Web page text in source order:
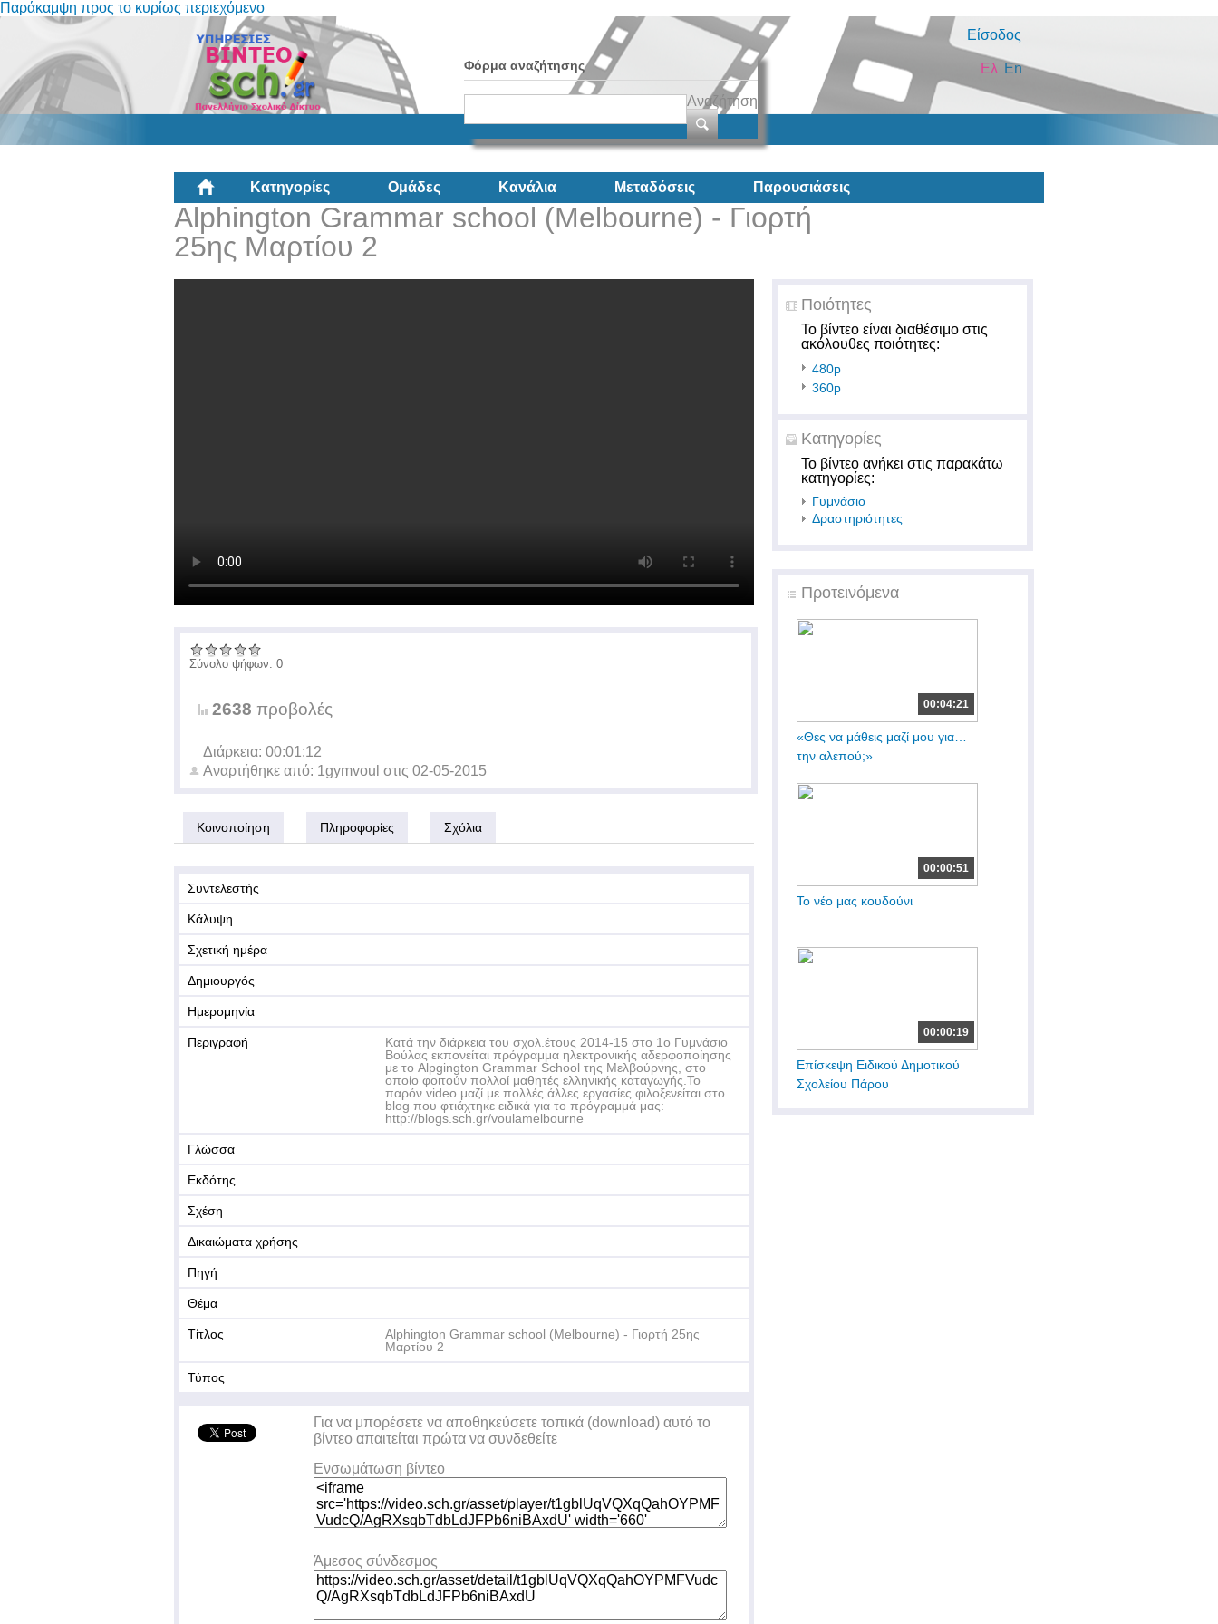
Παράκαμψη προς το κυρίως περιεχόμενο
Είσοδος
Φόρμα αναζήτησης
Αναζήτηση
En
Ελ
Κατηγορίες Ομάδες Κανάλια Μεταδόσεις Παρουσιάσεις
Alphington Grammar school (Melbourne) - Γιορτή
25ης Μαρτίου 2
Ποιότητες
Το βίντεο είναι διαθέσιμο στις
ακόλουθες ποιότητες:
480p
360p
Κατηγορίες
Το βίντεο ανήκει στις παρακάτω
κατηγορίες:
Γυμνάσιο
Δραστηριότητες
Προτεινόμενα
00:04:21
«Θες να μάθεις μαζί μου για…
την αλεπού;»
00:00:51
Το νέο μας κουδούνι
00:00:19
Επίσκεψη Ειδικού Δημοτικού
Σχολείου Πάρου
Σύνολο ψήφων: 0
2638 προβολές
Διάρκεια: 00:01:12
Αναρτήθηκε από: 1gymvoul στις 02-05-2015
Κοινοποίηση Πληροφορίες Σχόλια
Συντελεστής
Κάλυψη
Σχετική ημέρα
Δημιουργός
Ημερομηνία
Περιγραφή
Κατά την διάρκεια του σχολ.έτους 2014-15 στο 1ο Γυμνάσιο
Βούλας εκπονείται πρόγραμμα ηλεκτρονικής αδερφοποίησης
με το Alpgington Grammar School της Μελβούρνης, στο
οποίο φοιτούν πολλοί μαθητές ελληνικής καταγωγής.Το
παρόν video μαζί με πολλές άλλες εργασίες φιλοξενείται στο
blog που φτιάχτηκε ειδικά για το πρόγραμμά μας:
http://blogs.sch.gr/voulamelbourne
Γλώσσα
Εκδότης
Σχέση
Δικαιώματα χρήσης
Πηγή
Θέμα
Τίτλος
Alphington Grammar school (Melbourne) - Γιορτή 25ης
Μαρτίου 2
Τύπος
Για να μπορέσετε να αποθηκεύσετε τοπικά (download) αυτό το
βίντεο απαιτείται πρώτα να συνδεθείτε
Ενσωμάτωση βίντεο
Άμεσος σύνδεσμος